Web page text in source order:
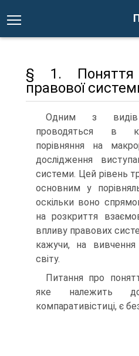
§ 1. Поняття
правової
Одним з
проводяться в
порівняння на
дослідження
системи. Цей рівень
основним у
оскільки воно
на розкриття
впливу правових
кажучи, на вивчення
світу.
Питання про
яке належить
компаративістиці, є